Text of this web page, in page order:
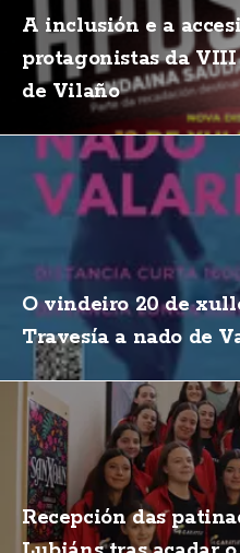
A inclusión e a
protagonistas da
de Vilaño
O vindeiro 20 de
Travesía a nado de
Recepción das